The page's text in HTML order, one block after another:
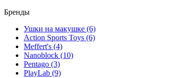
Бренды
Ушки на макушке (6)
Action Sports Toys (6)
Meffert's (4)
Nanoblock (10)
Pentago (3)
PlayLab (9)